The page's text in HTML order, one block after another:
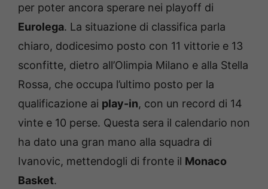
per poter ancora sperare nei playoff di
Eurolega. La situazione di classifica parla
chiaro, dodicesimo posto con 11 vittorie e 13
sconfitte, dietro all’Olimpia Milano e alla Stella
Rossa, che occupa l’ultimo posto per la
qualificazione ai play-in, con un record di 14
vinte e 10 perse. Questa sera il calendario non
ha dato una gran mano alla squadra di
Ivanovic, mettendogli di fronte il Monaco
Basket.